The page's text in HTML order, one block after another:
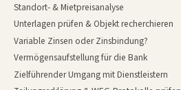
Standort- & Mietpreisanalyse
Unterlagen prüfen & Objekt recherchieren
Variable Zinsen oder Zinsbindung?
Vermögensaufstellung für die Bank
Zielführender Umgang mit Dienstleistern